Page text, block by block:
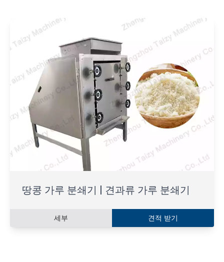
땅콩 가루 분쇄기 | 견과류 가루 분쇄기
세부 견적 받기